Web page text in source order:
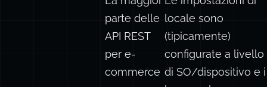
parte delle
API REST
per e-
commerce
locale sono
(tipicamente)
configurate a livello
di SO/dispositivo e i